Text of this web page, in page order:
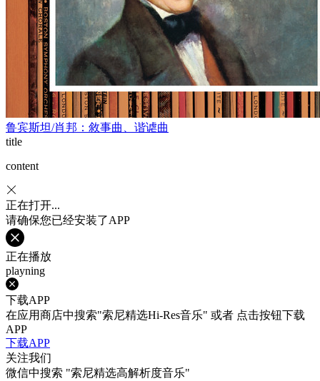
鲁宾斯坦/肖邦：敘事曲、谐谑曲
title
content
正在打开...
请确保您已经安装了APP
正在播放
playning
下载APP
在应用商店中搜索"索尼精选Hi-Res音乐" 或者 点击按钮下载
APP
下载APP
关注我们
微信中搜索 "索尼精选高解析度音乐"